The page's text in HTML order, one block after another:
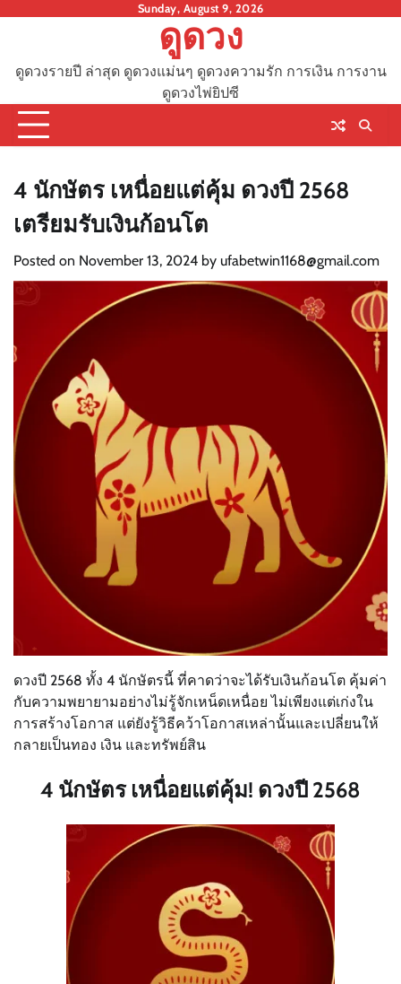
Sunday, August 9, 2026
ดูดวง
ดูดวงรายปี ล่าสุด ดูดวงแม่นๆ ดูดวงความรัก การเงิน การงาน
ดูดวงไพ่ยิปซี
4 นักษัตร เหนื่อยแต่คุ้ม ดวงปี 2568
เตรียมรับเงินก้อนโต
Posted on November 13, 2024 by ufabetwin1168@gmail.com
ดวงปี 2568 ทั้ง 4 นักษัตรนี้ ที่คาดว่าจะได้รับเงินก้อนโต คุ้มค่า
กับความพยายามอย่างไม่รู้จักเหน็ดเหนื่อย ไม่เพียงแต่เก่งใน
การสร้างโอกาส แต่ยังรู้วิธีคว้าโอกาสเหล่านั้นและเปลี่ยนให้
กลายเป็นทอง เงิน และทรัพย์สิน
4 นักษัตร เหนื่อยแต่คุ้ม! ดวงปี 2568